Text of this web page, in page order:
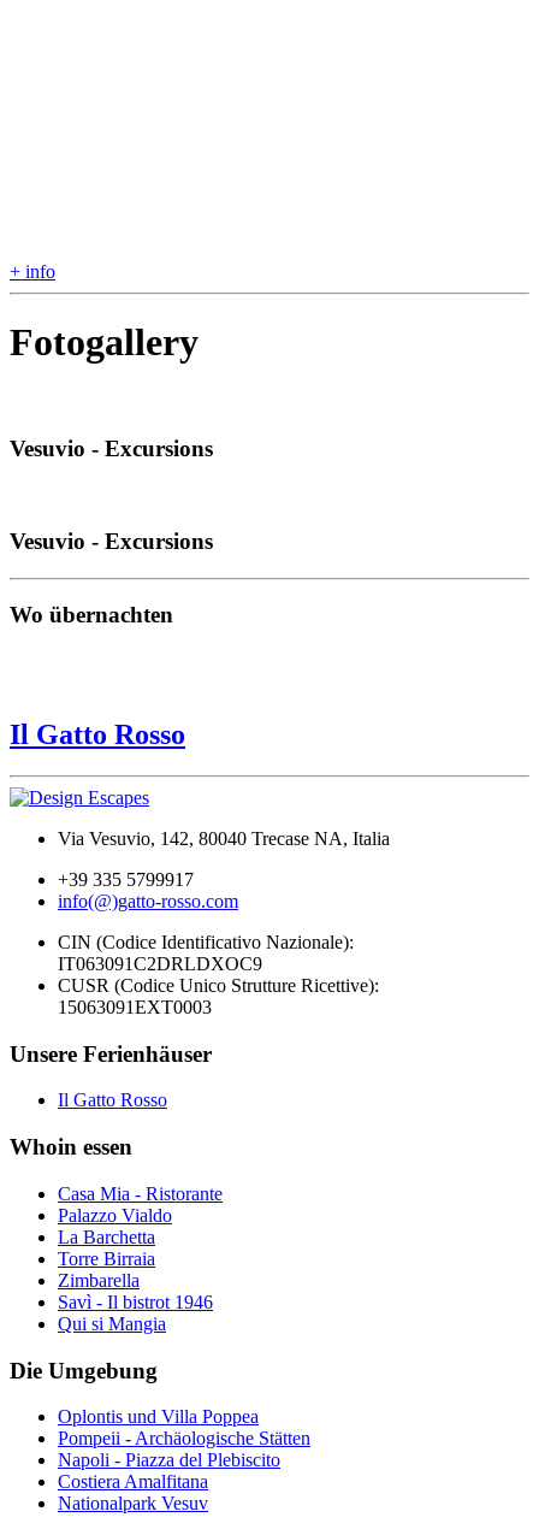
+ info
Fotogallery
Vesuvio - Excursions
Vesuvio - Excursions
Wo übernachten
Il Gatto Rosso
Via Vesuvio, 142, 80040 Trecase NA, Italia
+39 335 5799917
info(@)gatto-rosso.com
CIN (Codice Identificativo Nazionale):
IT063091C2DRLDXOC9
CUSR (Codice Unico Strutture Ricettive):
15063091EXT0003
Unsere Ferienhäuser
Il Gatto Rosso
Whoin essen
Casa Mia - Ristorante
Palazzo Vialdo
La Barchetta
Torre Birraia
Zimbarella
Savì - Il bistrot 1946
Qui si Mangia
Die Umgebung
Oplontis und Villa Poppea
Pompeii - Archäologische Stätten
Napoli - Piazza del Plebiscito
Costiera Amalfitana
Nationalpark Vesuv